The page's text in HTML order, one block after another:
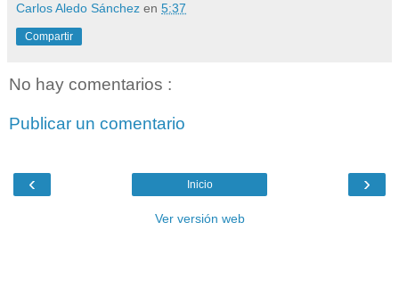
Carlos Aledo Sánchez en 5:37
Compartir
No hay comentarios :
Publicar un comentario
‹ ›
Inicio
Ver versión web